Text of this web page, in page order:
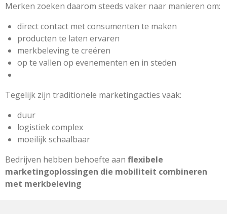
Merken zoeken daarom steeds vaker naar manieren om:
direct contact met consumenten te maken
producten te laten ervaren
merkbeleving te creëren
op te vallen op evenementen en in steden
Tegelijk zijn traditionele marketingacties vaak:
duur
logistiek complex
moeilijk schaalbaar
Bedrijven hebben behoefte aan flexibele
marketingoplossingen die mobiliteit combineren
met merkbeleving